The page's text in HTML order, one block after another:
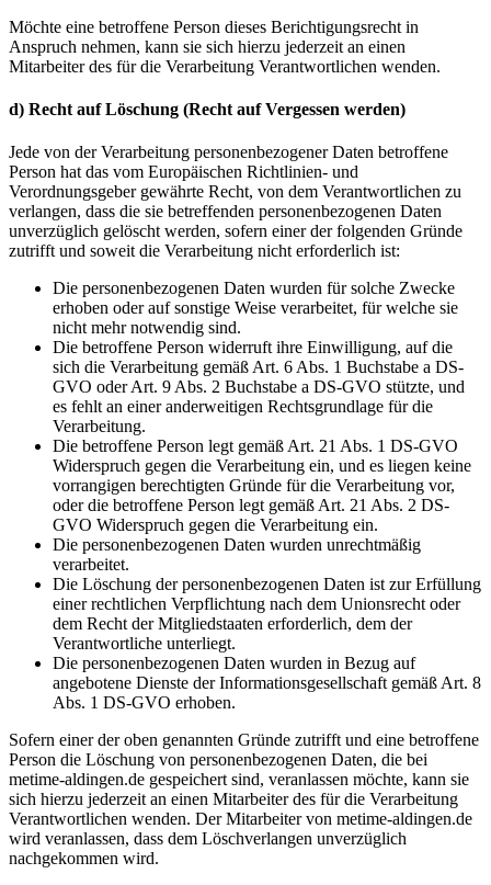
Möchte eine betroffene Person dieses Berichtigungsrecht in
Anspruch nehmen, kann sie sich hierzu jederzeit an einen
Mitarbeiter des für die Verarbeitung Verantwortlichen wenden.
d) Recht auf Löschung (Recht auf Vergessen werden)
Jede von der Verarbeitung personenbezogener Daten betroffene
Person hat das vom Europäischen Richtlinien- und
Verordnungsgeber gewährte Recht, von dem Verantwortlichen zu
verlangen, dass die sie betreffenden personenbezogenen Daten
unverzüglich gelöscht werden, sofern einer der folgenden Gründe
zutrifft und soweit die Verarbeitung nicht erforderlich ist:
Die personenbezogenen Daten wurden für solche Zwecke
erhoben oder auf sonstige Weise verarbeitet, für welche sie
nicht mehr notwendig sind.
Die betroffene Person widerruft ihre Einwilligung, auf die
sich die Verarbeitung gemäß Art. 6 Abs. 1 Buchstabe a DS-
GVO oder Art. 9 Abs. 2 Buchstabe a DS-GVO stützte, und
es fehlt an einer anderweitigen Rechtsgrundlage für die
Verarbeitung.
Die betroffene Person legt gemäß Art. 21 Abs. 1 DS-GVO
Widerspruch gegen die Verarbeitung ein, und es liegen keine
vorrangigen berechtigten Gründe für die Verarbeitung vor,
oder die betroffene Person legt gemäß Art. 21 Abs. 2 DS-
GVO Widerspruch gegen die Verarbeitung ein.
Die personenbezogenen Daten wurden unrechtmäßig
verarbeitet.
Die Löschung der personenbezogenen Daten ist zur Erfüllung
einer rechtlichen Verpflichtung nach dem Unionsrecht oder
dem Recht der Mitgliedstaaten erforderlich, dem der
Verantwortliche unterliegt.
Die personenbezogenen Daten wurden in Bezug auf
angebotene Dienste der Informationsgesellschaft gemäß Art. 8
Abs. 1 DS-GVO erhoben.
Sofern einer der oben genannten Gründe zutrifft und eine betroffene
Person die Löschung von personenbezogenen Daten, die bei
metime-aldingen.de gespeichert sind, veranlassen möchte, kann sie
sich hierzu jederzeit an einen Mitarbeiter des für die Verarbeitung
Verantwortlichen wenden. Der Mitarbeiter von metime-aldingen.de
wird veranlassen, dass dem Löschverlangen unverzüglich
nachgekommen wird.